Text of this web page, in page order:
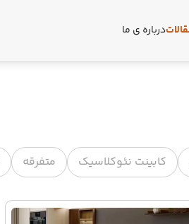
درباره ی ما
کابینت نئوکلاسیک متفرقه